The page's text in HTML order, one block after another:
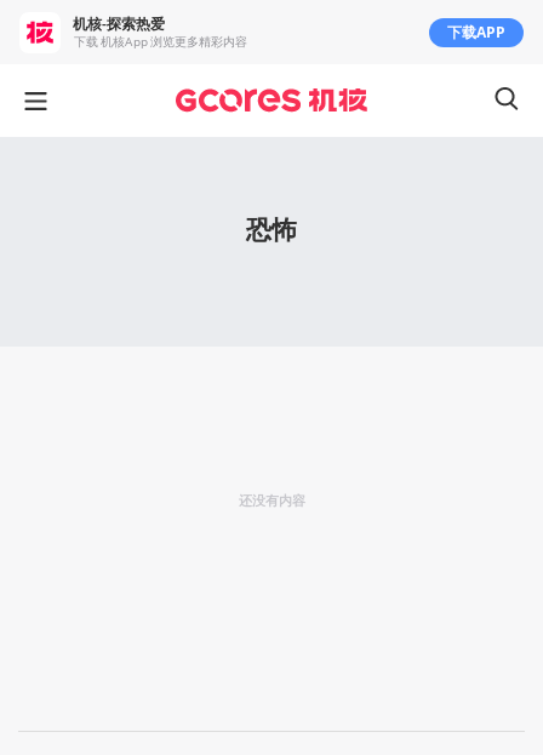
恐怖
还没有内容
机核-探索热爱
下载 机核App 浏览更多精彩内容 下载APP